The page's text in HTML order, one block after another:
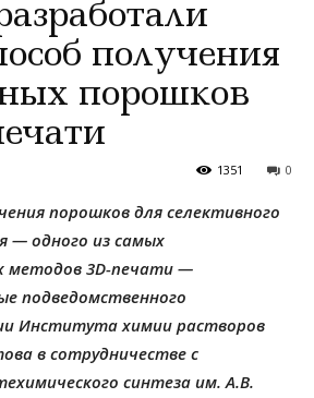
получения
порошков
0
1351
порошков для селективного
— одного из самых
методов 3D-печати —
подведомственного
Института химии растворов
в сотрудничестве с
синтеза им. А.В.